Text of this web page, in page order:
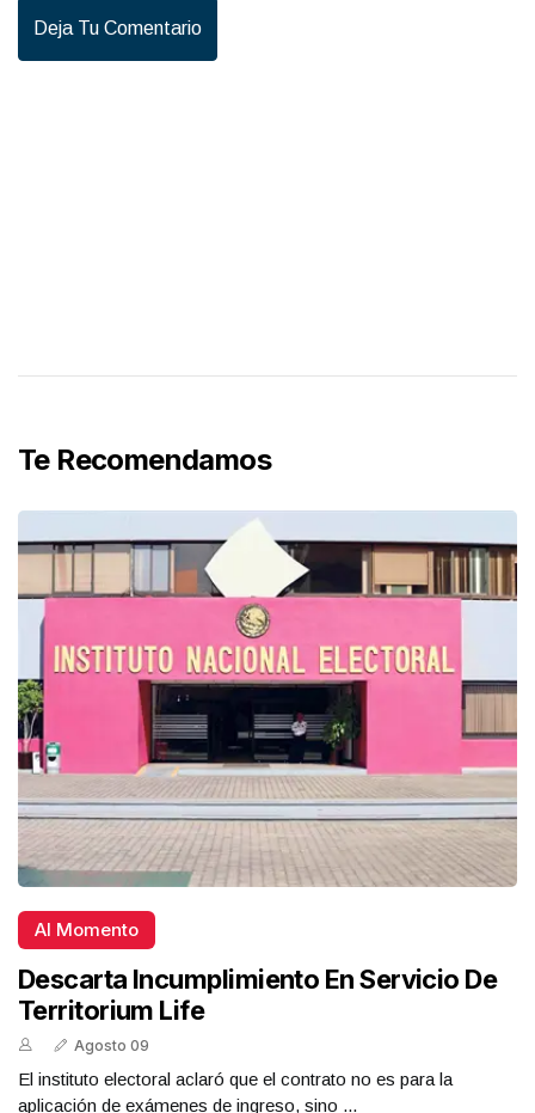
Deja Tu Comentario
Te Recomendamos
Al Momento
Descarta Incumplimiento En Servicio De
Territorium Life
Agosto 09
El instituto electoral aclaró que el contrato no es para la
aplicación de exámenes de ingreso, sino ...